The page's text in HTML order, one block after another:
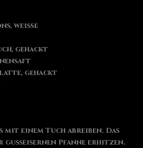
weiße
gehackt
gehackt
mit einem Tuch abreiben. Das
Pfanne erhitzen.